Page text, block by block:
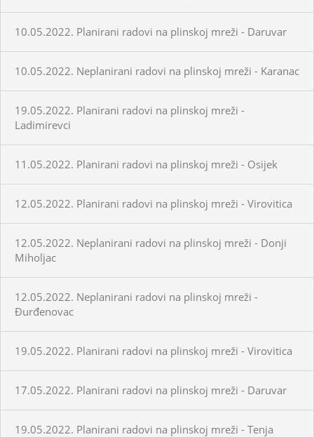
10.05.2022. Planirani radovi na plinskoj mreži - Daruvar
10.05.2022. Neplanirani radovi na plinskoj mreži - Karanac
19.05.2022. Planirani radovi na plinskoj mreži -
Ladimirevci
11.05.2022. Planirani radovi na plinskoj mreži - Osijek
12.05.2022. Planirani radovi na plinskoj mreži - Virovitica
12.05.2022. Neplanirani radovi na plinskoj mreži - Donji
Miholjac
12.05.2022. Neplanirani radovi na plinskoj mreži -
Đurđenovac
19.05.2022. Planirani radovi na plinskoj mreži - Virovitica
17.05.2022. Planirani radovi na plinskoj mreži - Daruvar
19.05.2022. Planirani radovi na plinskoj mreži - Tenja